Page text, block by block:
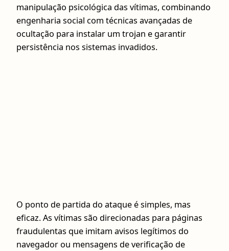
manipulação psicológica das vítimas, combinando
engenharia social com técnicas avançadas de
ocultação para instalar um trojan e garantir
persistência nos sistemas invadidos.
O ponto de partida do ataque é simples, mas
eficaz. As vítimas são direcionadas para páginas
fraudulentas que imitam avisos legítimos do
navegador ou mensagens de verificação de